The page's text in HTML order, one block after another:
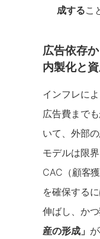
成するこ
広告依存
内製化と
インフレに
広告費まで
いて、外部
モデルは限界
CAC（顧客
を確保する
伸ばし、か
産の形成」